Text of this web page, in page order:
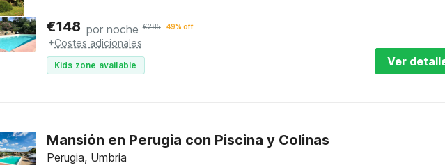
€148 por noche €285 49% off
+Costes adicionales
Kids zone available Ver
Mansión en Perugia con Piscina y Colinas
Perugia, Umbria